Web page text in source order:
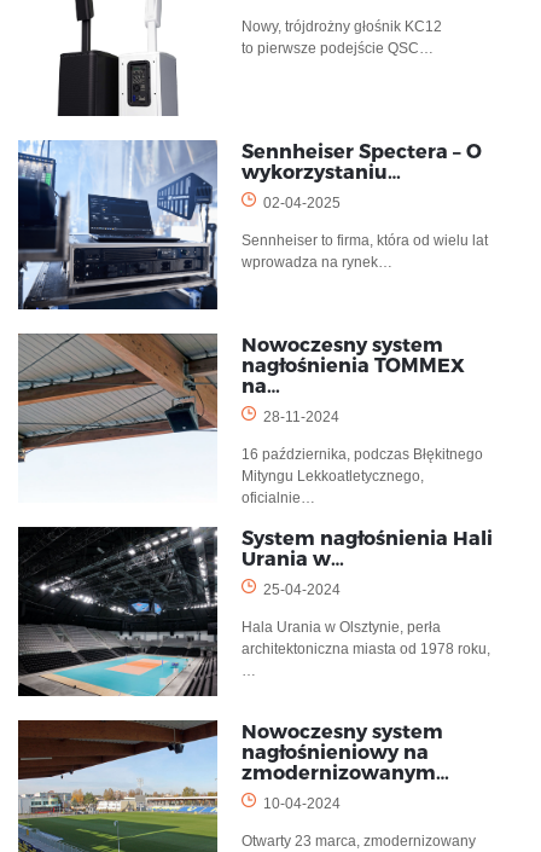
Nowy, trójdrożny głośnik KC12
to pierwsze podejście QSC…
Sennheiser Spectera – O
wykorzystaniu…
02-04-2025
Sennheiser to firma, która od wielu lat
wprowadza na rynek…
Nowoczesny system
nagłośnienia TOMMEX
na…
28-11-2024
16 października, podczas Błękitnego
Mityngu Lekkoatletycznego,
oficjalnie…
System nagłośnienia Hali
Urania w…
25-04-2024
Hala Urania w Olsztynie, perła
architektoniczna miasta od 1978 roku,
…
Nowoczesny system
nagłośnieniowy na
zmodernizowanym…
10-04-2024
Otwarty 23 marca, zmodernizowany